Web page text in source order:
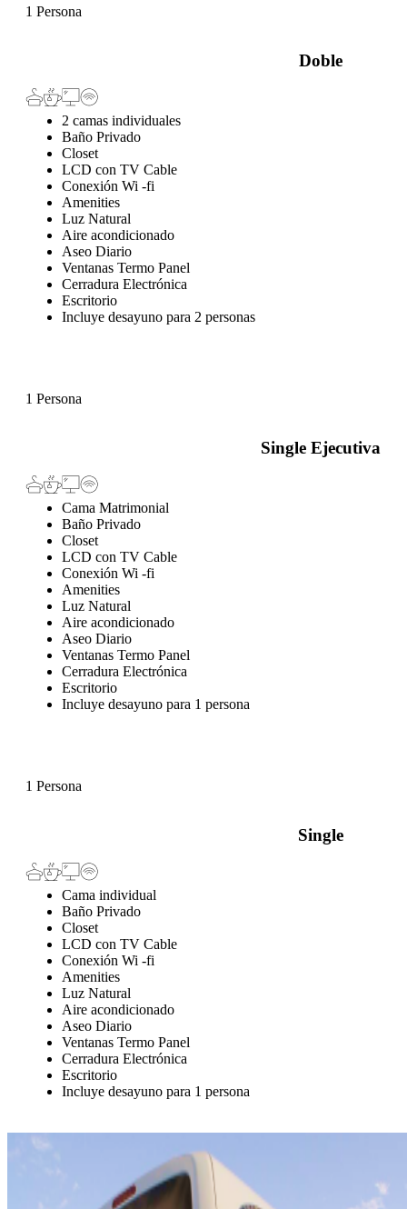
1 Persona
Doble
2 camas individuales
Baño Privado
Closet
LCD con TV Cable
Conexión Wi -fi
Amenities
Luz Natural
Aire acondicionado
Aseo Diario
Ventanas Termo Panel
Cerradura Electrónica
Escritorio
Incluye desayuno para 2 personas
1 Persona
Single Ejecutiva
Cama Matrimonial
Baño Privado
Closet
LCD con TV Cable
Conexión Wi -fi
Amenities
Luz Natural
Aire acondicionado
Aseo Diario
Ventanas Termo Panel
Cerradura Electrónica
Escritorio
Incluye desayuno para 1 persona
1 Persona
Single
Cama individual
Baño Privado
Closet
LCD con TV Cable
Conexión Wi -fi
Amenities
Luz Natural
Aire acondicionado
Aseo Diario
Ventanas Termo Panel
Cerradura Electrónica
Escritorio
Incluye desayuno para 1 persona